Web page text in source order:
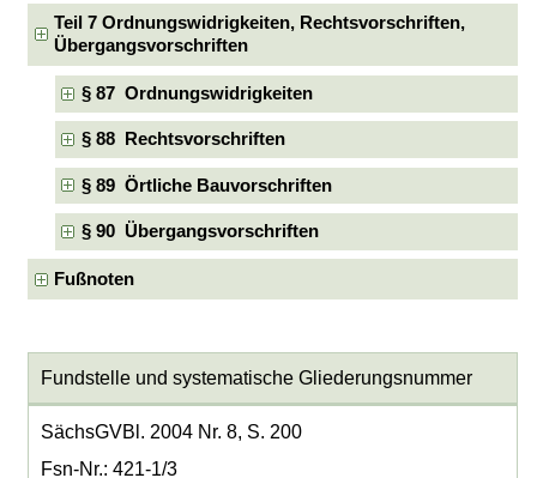
Teil 7 Ordnungswidrigkeiten, Rechtsvorschriften,
Übergangsvorschriften
§ 87 Ordnungswidrigkeiten
§ 88 Rechtsvorschriften
§ 89 Örtliche Bauvorschriften
§ 90 Übergangsvorschriften
Fußnoten
Fundstelle und systematische Gliederungsnummer
SächsGVBl. 2004 Nr. 8, S. 200
Fsn-Nr.: 421-1/3